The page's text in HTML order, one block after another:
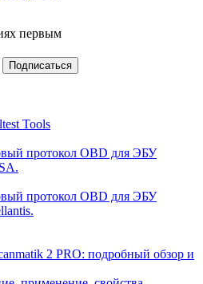
первым
Tools
протокол OBD для ЭБУ
протокол OBD для ЭБУ
2 PRO: подробный обзор и